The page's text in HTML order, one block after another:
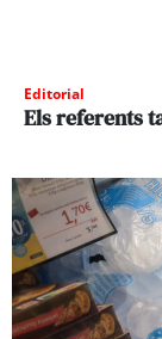
Editorial
Els referents